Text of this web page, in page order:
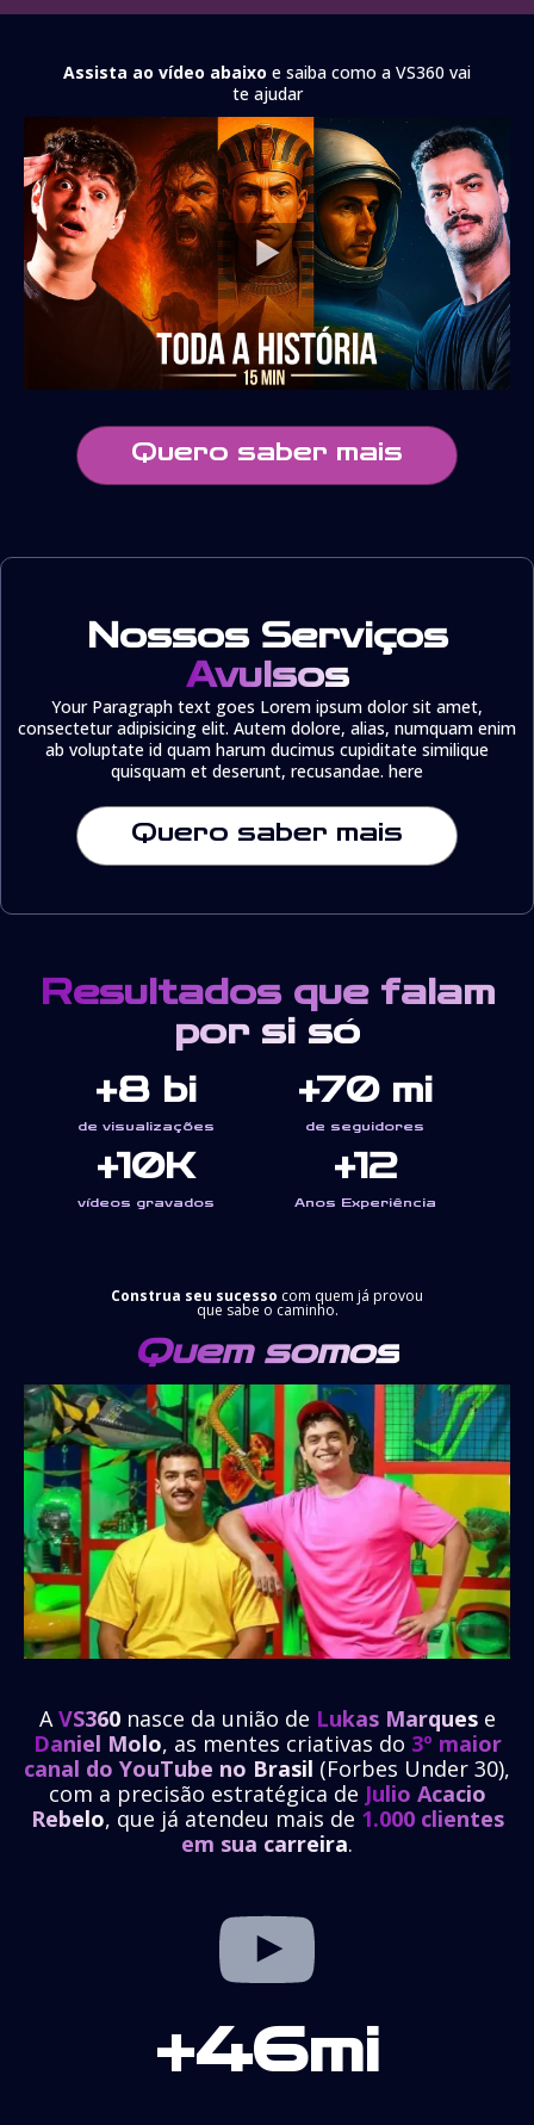
Assista ao vídeo abaixo e saiba como a VS360 vai
te ajudar
Quero saber mais
Nossos Serviços
Avulsos
Your Paragraph text goes Lorem ipsum dolor sit amet,
consectetur adipisicing elit. Autem dolore, alias, numquam enim
ab voluptate id quam harum ducimus cupiditate similique
quisquam et deserunt, recusandae. here
Quero saber mais
Resultados que falam
por si só
+8 bi
de visualizações
+70 mi
de seguidores
+10K
vídeos gravados
+12
Anos Experiência
Construa seu sucesso com quem já provou
que sabe o caminho.
Quem somos
A VS360nasce da união de Lukas Marquese
Daniel Molo, as mentes criativas do 3º maior
canal do YouTube no Brasil (Forbes Under 30),
com a precisão estratégica de Julio Acacio
Rebelo, que já atendeu mais de 1.000 clientes
em sua carreira.
+46mi